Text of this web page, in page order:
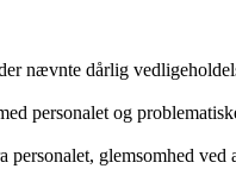
nævnte dårlig
personalet og
glemsomhed